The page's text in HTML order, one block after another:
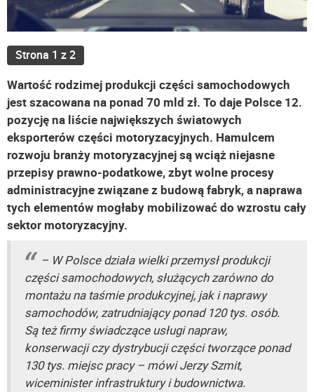
Strona 1 z 2
Wartość rodzimej produkcji części samochodowych
jest szacowana na ponad 70 mld zł. To daje Polsce 12.
pozycję na liście największych światowych
eksporterów części motoryzacyjnych. Hamulcem
rozwoju branży motoryzacyjnej są wciąż niejasne
przepisy prawno-podatkowe, zbyt wolne procesy
administracyjne związane z budową fabryk, a naprawa
tych elementów mogłaby mobilizować do wzrostu cały
sektor motoryzacyjny.
– W Polsce działa wielki przemysł produkcji
części samochodowych, służących zarówno do
montażu na taśmie produkcyjnej, jak i naprawy
samochodów, zatrudniający ponad 120 tys. osób.
Są też firmy świadczące usługi napraw,
konserwacji czy dystrybucji części tworzące ponad
130 tys. miejsc pracy – mówi Jerzy Szmit,
wiceminister infrastruktury i budownictwa.